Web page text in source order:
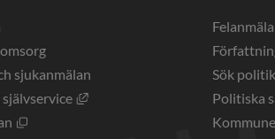
sjukanmälan
Länk till annan webbplats,
Sök
Politiska